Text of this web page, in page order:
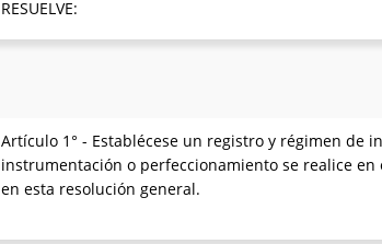
RESUELVE:
Artículo 1° - Establécese un registro y régimen de
instrumentación o perfeccionamiento se realice
en esta resolución general.